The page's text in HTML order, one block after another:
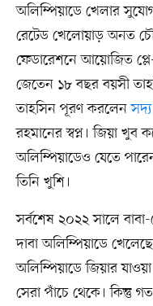
অলিম্পিয়াডে খেলার
রেটেড খেলোয়াড় অনত
ফেডারেশনে আয়োজিত
জেতেন ১৮ বছর বয়সী
তাহসিন পূরণ করলেনসদ্য
রহমানের স্বপ্ন। জিয়া খুব
অলিম্পিয়াডেও যেতে
তিনি খুশি।
সর্বশেষ ২০২২ সালে
দাবা অলিম্পিয়াডে
অলিম্পিয়াডে জিয়ার
সেরা পাঁচে থেকে। কিন্তু